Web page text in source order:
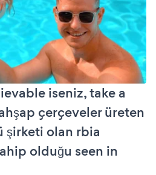
iseniz, take a
çerçeveler üreten
şirketi olan rbia
olduğu seen in